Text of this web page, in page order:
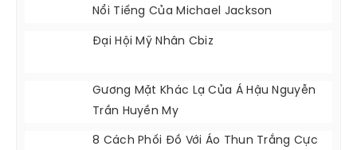
Nổi Tiếng Của Michael Jackson
Đại Hội Mỹ Nhân Cbiz
Gương Mặt Khác Lạ Của Á Hậu Nguyễn
Trần Huyền My
8 Cách Phối Đồ Với Áo Thun Trắng Cực